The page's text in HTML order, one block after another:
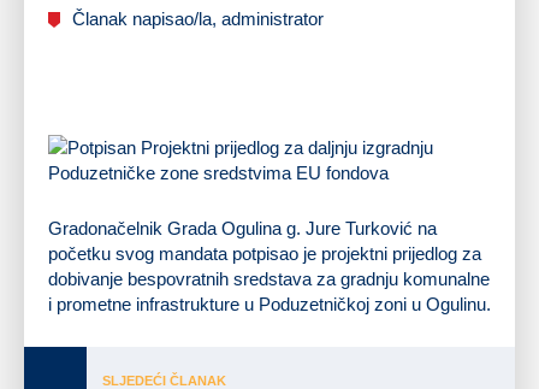
Članak napisao/la, administrator
Gradonačelnik Grada Ogulina g. Jure Turković na
početku svog mandata potpisao je projektni prijedlog za
dobivanje bespovratnih sredstava za gradnju komunalne
i prometne infrastrukture u Poduzetničkoj zoni u Ogulinu.
SLJEDEĆI ČLANAK